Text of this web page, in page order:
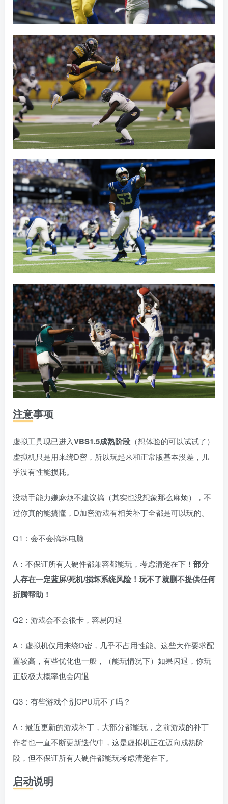
注意事项
虚拟工具现已进入VBS1.5成熟阶段 （想体验的可以试试了）
虚拟机只是用来绕D密，所以玩起来和正常版基本没差，几
乎没有性能损耗。
没动手能力嫌麻烦不建议搞（其实也没想象那么麻烦），不
过你真的能搞懂，D加密游戏有相关补丁全都是可以玩的。
Q1：会不会搞坏电脑
A：不保证所有人硬件都兼容都能玩，考虑清楚在下！ 部分
人存在一定蓝屏/死机/损坏系统风险！玩不了就删不提供任何
折腾帮助！
Q2：游戏会不会很卡，容易闪退
A：虚拟机仅用来绕D密，几乎不占用性能。这些大作要求配
置较高，有些优化也一般，（能玩情况下）如果闪退，你玩
正版极大概率也会闪退
Q3：有些游戏个别CPU玩不了吗？
A：最近更新的游戏补丁，大部分都能玩，之前游戏的补丁
作者也一直不断更新迭代中，这是虚拟机正在迈向成熟阶
段，但不保证所有人硬件都能玩考虑清楚在下。
启动说明